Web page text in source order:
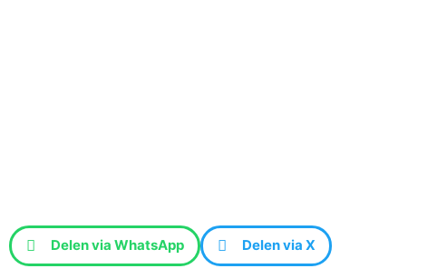
Delen via WhatsApp Delen via X